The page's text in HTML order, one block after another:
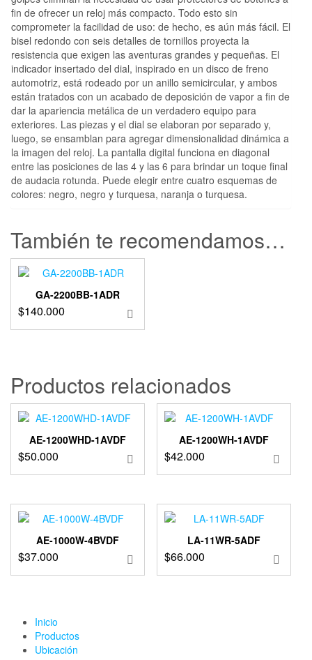
fin de ofrecer un reloj más compacto. Todo esto sin
comprometer la facilidad de uso: de hecho, es aún más fácil. El
bisel redondo con seis detalles de tornillos proyecta la
resistencia que exigen las aventuras grandes y pequeñas. El
indicador insertado del dial, inspirado en un disco de freno
automotriz, está rodeado por un anillo semicircular, y ambos
están tratados con un acabado de deposición de vapor a fin de
dar la apariencia metálica de un verdadero equipo para
exteriores. Las piezas y el dial se elaboran por separado y,
luego, se ensamblan para agregar dimensionalidad dinámica a
la imagen del reloj. La pantalla digital funciona en diagonal
entre las posiciones de las 4 y las 6 para brindar un toque final
de audacia rotunda. Puede elegir entre cuatro esquemas de
colores: negro, negro y turquesa, naranja o turquesa.
También te recomendamos…
GA-2200BB-1ADR
$140.000
Productos relacionados
AE-1200WHD-1AVDF
$50.000
AE-1200WH-1AVDF
$42.000
AE-1000W-4BVDF
$37.000
LA-11WR-5ADF
$66.000
Inicio
Productos
Ubicación